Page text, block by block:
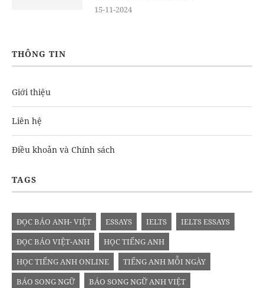
15-11-2024
THÔNG TIN
Giới thiệu
Liên hệ
Điều khoản và Chính sách
TAGS
ĐỌC BÁO ANH- VIỆT ESSAYS IELTS
IELTS ESSAYS
ĐỌC BÁO VIỆT-ANH
HỌC TIẾNG ANH
HỌC TIẾNG ANH ONLINE
TIẾNG ANH MỖI NGÀY
BÁO SONG NGỮ
BÁO SONG NGỮ ANH VIỆT